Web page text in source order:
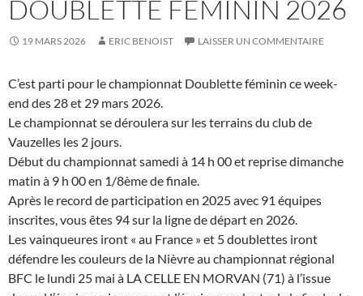
DOUBLETTE FÉMININ 2026
19 MARS 2026 ERIC BENOIST LAISSER UN COMMENTAIRE
C’est parti pour le championnat Doublette féminin ce week-
end des 28 et 29 mars 2026.
Le championnat se déroulera sur les terrains du club de
Vauzelles les 2 jours.
Début du championnat samedi à 14 h 00 et reprise dimanche
matin à 9 h 00 en 1/8ème de finale.
Après le record de participation en 2025 avec 91 équipes
inscrites, vous êtes 94 sur la ligne de départ en 2026.
Les vainqueures iront « au France » et 5 doublettes iront
défendre les couleurs de la Nièvre au championnat régional
BFC le lundi 25 mai à LA CELLE EN MORVAN (71) à l’issue